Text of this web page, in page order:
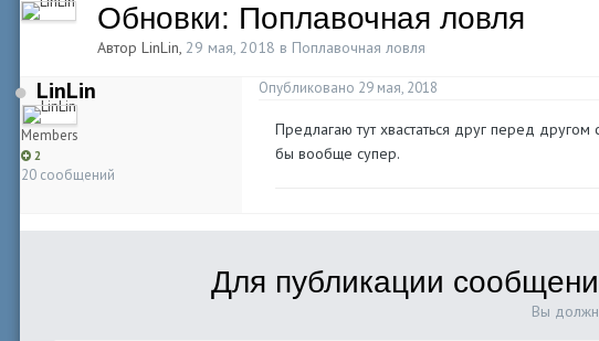
Обновки: Поплавочная ловля
Автор LinLin, 29 мая, 2018 в Поплавочная ловля
LinLin
Members
2
20 сообщений
Опубликовано 29 мая, 2018
Предлагаю тут хвастаться друг перед
бы вообще супер.
Для публикации
Вы